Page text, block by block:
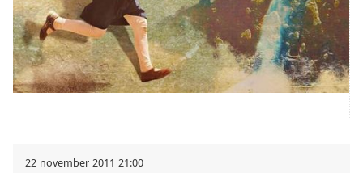
22 november 2011 21:00